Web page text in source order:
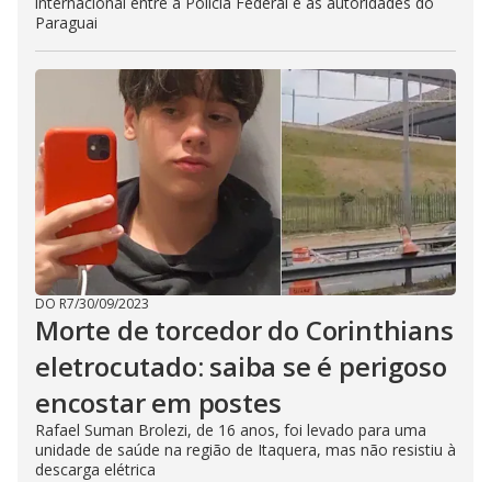
Paraguai
DO R7/30/09/2023
Morte de torcedor do Corinthians
eletrocutado: saiba se é perigoso
encostar em postes
Rafael Suman Brolezi, de 16 anos, foi levado para uma
unidade de saúde na região de Itaquera, mas não resistiu à
descarga elétrica